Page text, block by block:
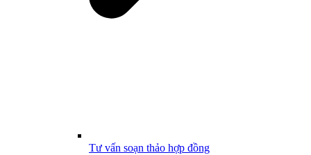
Tư vấn soạn thảo hợp đồng